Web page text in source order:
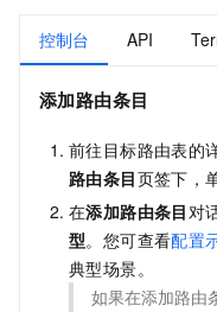
控制台 API
添加路由条目
前往目标路由表的
路由条目页签下，
在添加路由条目对
型。您可查看配置
典型场景。
如果在添加路由